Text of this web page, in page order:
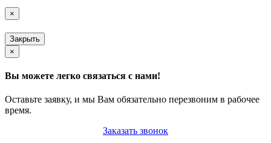
×
Закрыть
×
Вы можете легко связаться с нами!
Оставьте заявку, и мы Вам обязательно перезвоним в рабочее
время.
Заказать звонок